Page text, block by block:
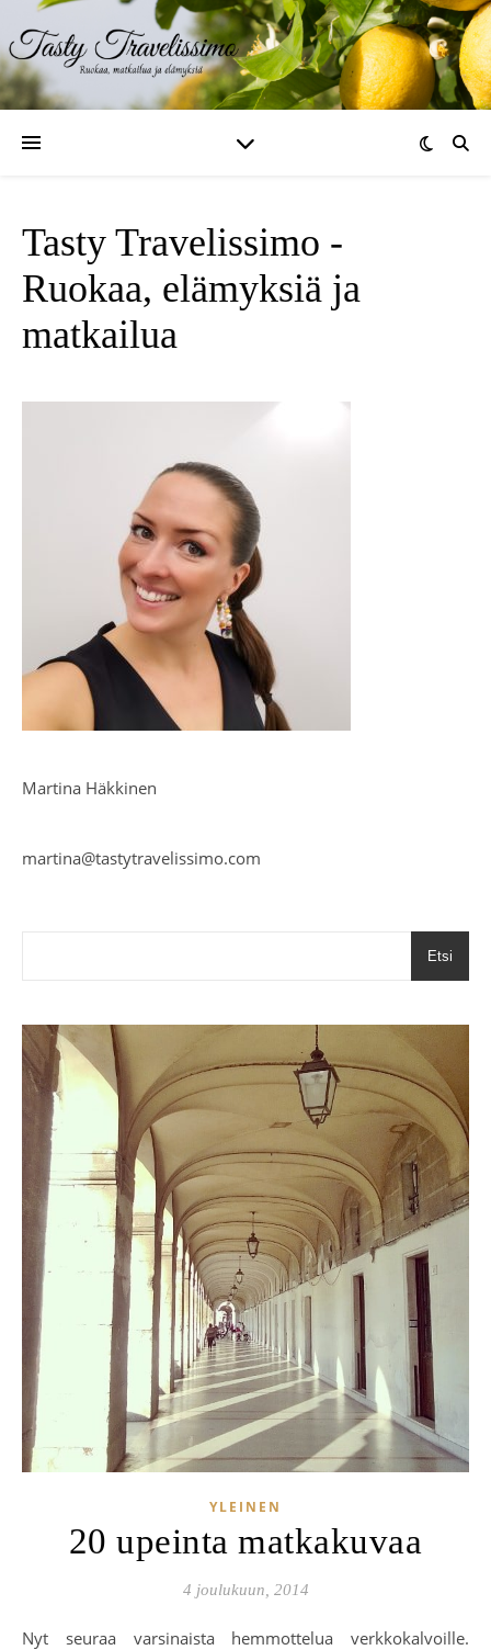
Tasty Travelissimo -
Ruokaa, elämyksiä ja
matkailua
Martina Häkkinen
martina@tastytravelissimo.com
Etsi
YLEINEN
20 upeinta matkakuvaa
4 joulukuun, 2014
Nyt seuraa varsinaista hemmottelua verkkokalvoille.